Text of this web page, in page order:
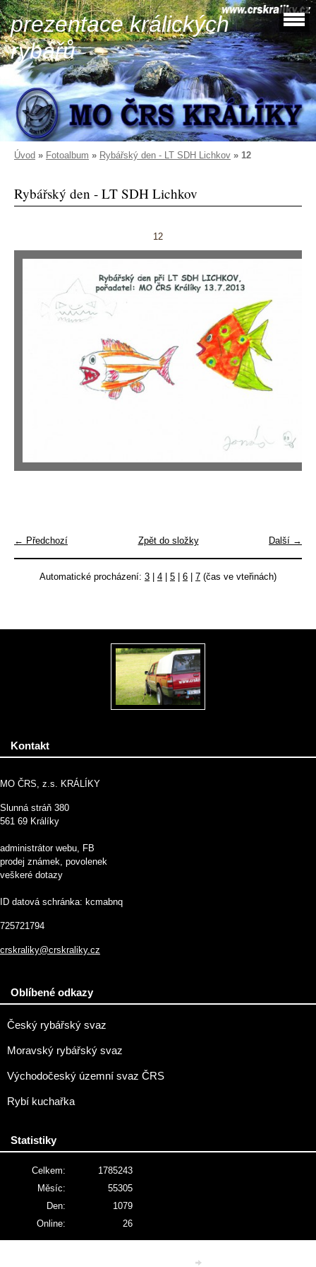
prezentace králických
rybářů
Úvod » Fotoalbum » Rybářský den - LT SDH Lichkov » 12
Rybářský den - LT SDH Lichkov
12
← Předchozí Další →
Zpět do složky
Automatické procházení: 3 4 5 6 7 (čas ve vteřinách)
Kontakt
MO ČRS, z.s. KRÁLÍKY
Slunná stráň 380
561 69 Králíky
administrátor webu, FB
prodej známek, povolenek
veškeré dotazy
ID datová schránka: kcmabnq
725721794
crskraliky@crskraliky.cz
Oblíbené odkazy
Český rybářský svaz
Moravský rybářský svaz
Východočeský územní svaz ČRS
Rybí kuchařka
Statistiky
Online: 26
Celkem:
1785243
Měsíc:
55305
Den:
1079